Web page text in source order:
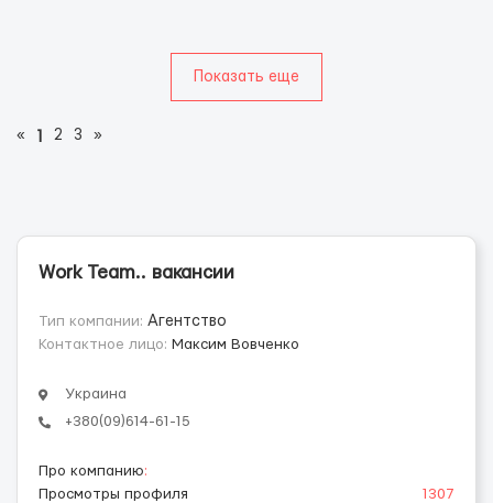
Показать еще
« 2 3 »
Work Team.. вакансии
Тип компании: Агентство
Контактное лицо: Максим Вовченко
Украина
+380(09)614-61-15
Про компанию:
Просмотры профиля
1307